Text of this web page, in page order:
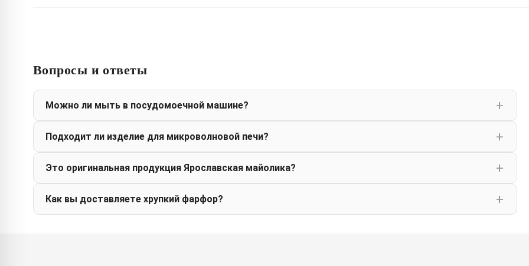
Вопросы и ответы
Можно ли мыть в посудомоечной машине?
Подходит ли изделие для микроволновой печи?
Это оригинальная продукция Ярославская майолика?
Как вы доставляете хрупкий фарфор?